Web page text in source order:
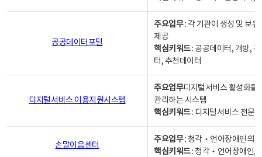
공공데이터포털
주요업무: 각 기관이 생성 및 보
제공
핵심키워드: 공공데이터, 개방,
터, 추천데이터
디지털서비스 이용지원시스템
주요업무디지털서비스 활성화를
관리하는 시스템
핵심키워드: 디지털서비스 전문
손말이음센터
주요업무: 청각‧언어장애인의
핵심키워드: 청각‧언어장애인,